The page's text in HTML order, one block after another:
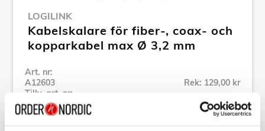
LOGILINK
Kabelskalare för fiber-, coax- och
kopparkabel max Ø 3,2 mm
Art. nr:
A12603
Tillv. art. nr:
WZ0063
Rek: 129,00 kr
Se alla produkter inom LogiLink